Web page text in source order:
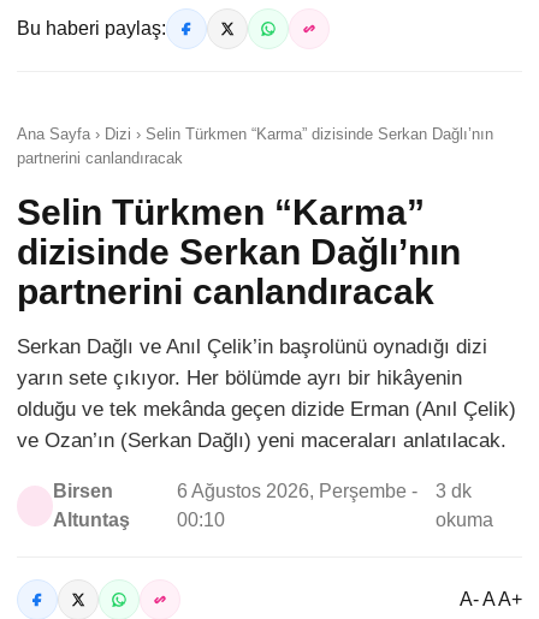
Bu haberi paylaş:
Ana Sayfa › Dizi › Selin Türkmen “Karma” dizisinde Serkan Dağlı’nın
partnerini canlandıracak
Selin Türkmen “Karma”
dizisinde Serkan Dağlı’nın
partnerini canlandıracak
Serkan Dağlı ve Anıl Çelik’in başrolünü oynadığı dizi
yarın sete çıkıyor. Her bölümde ayrı bir hikâyenin
olduğu ve tek mekânda geçen dizide Erman (Anıl Çelik)
ve Ozan’ın (Serkan Dağlı) yeni maceraları anlatılacak.
Birsen
Altuntaş
6 Ağustos 2026, Perşembe -
00:10
3 dk
okuma
A- A A+